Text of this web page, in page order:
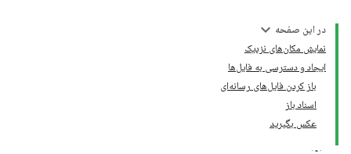
در این صفحه
نمایش مکان‌های نزدیک
ایجاد و دسترسی به فایل‌ها
باز کردن فایل‌های رسانه‌ای
اسناد باز
عکس بگیرید